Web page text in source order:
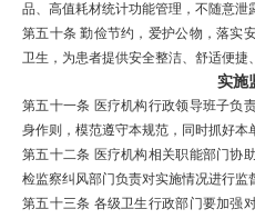
品、高值耗材统计功能管理 ，不随意泄
第五十条 勤俭节约，爱护公物，落实
卫生，为患者提供安全整洁、舒适便捷
实施
第五十一条 医疗机构行政领导班子负
身作则，模范遵守本规范，同时抓好本
第五十二条 医疗机构相关职能部门协
检监察纠风部门负责对实施情况进行监
第五十三条 各级卫生行政部门要加强